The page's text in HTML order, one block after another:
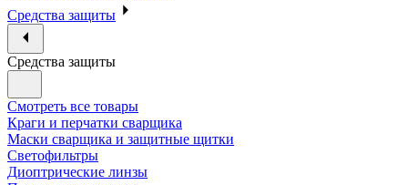
Средства защиты
Средства защиты
Смотреть все товары
Краги и перчатки сварщика
Маски сварщика и защитные щитки
Светофильтры
Диоптрические линзы